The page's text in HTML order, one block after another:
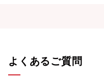
よくあるご質問